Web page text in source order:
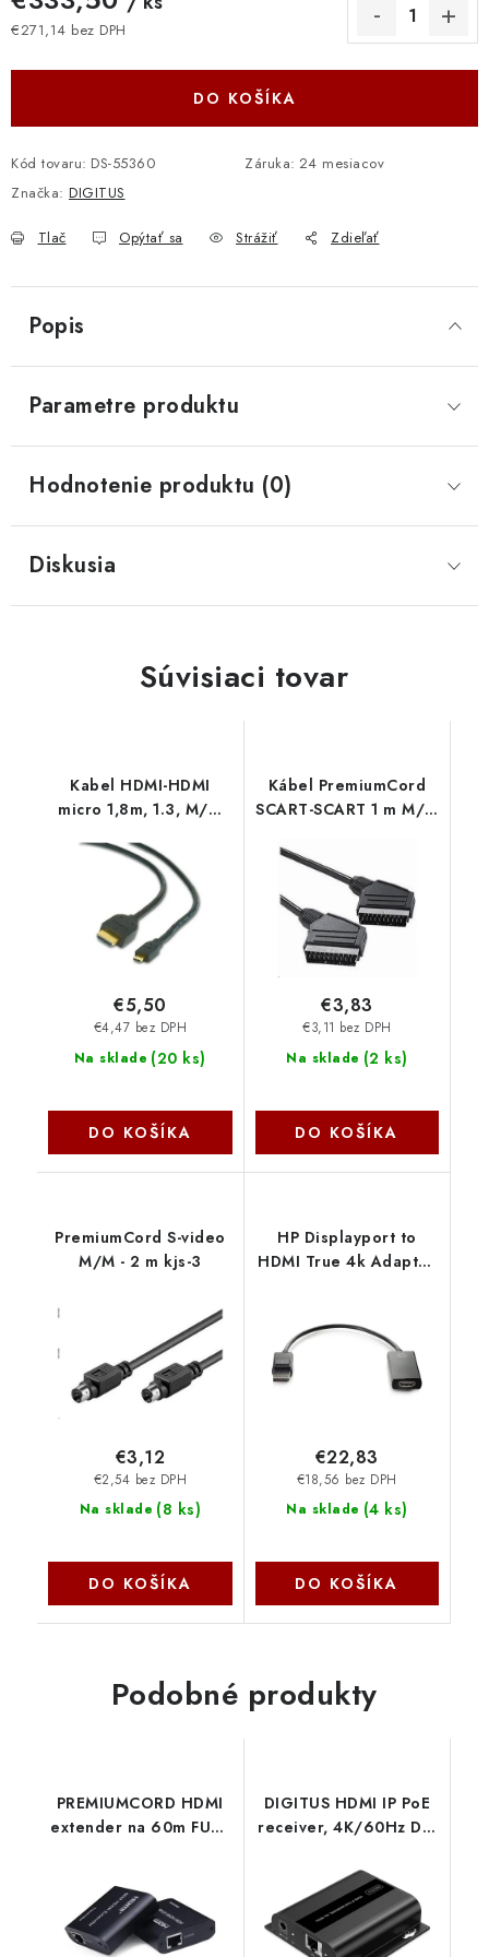
€271,14 bez DPH
DO KOŠÍKA
Kód tovaru: DS-55360 Záruka: 24 mesiacov
Značka: DIGITUS
Tlač Opýtať sa Strážiť Zdieľať
Popis
Parametre produktu
Hodnotenie produktu (0)
Diskusia
Súvisiaci tovar
Kabel HDMI-HDMI
micro 1,8m, 1.3, M/M
6 Gembird
Na sklade (20 ks)
€4,47 bez DPH
€5,50
DO KOŠÍKA
Kábel PremiumCord
SCART-SCART 1 m M/M
Na sklade (2 ks)
€3,11 bez DPH
€3,83
DO KOŠÍKA
PremiumCord S-video
M/M - 2 m kjs-3
Na sklade (8 ks)
€2,54 bez DPH
€3,12
DO KOŠÍKA
HP Displayport to
HDMI True 4k Adapter
Na sklade (4 ks)
€18,56 bez DPH
€22,83
DO KOŠÍKA
Podobné produkty
PREMIUMCORD HDMI
extender na 60m FULL
EDID nastavení
khext60-7
PremiumCord
DIGITUS HDMI IP PoE
receiver, 4K/60Hz DS-